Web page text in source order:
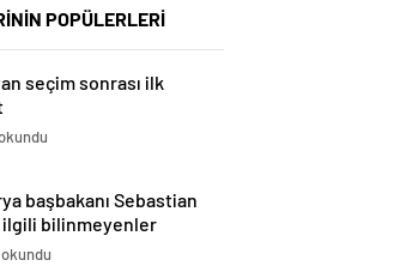
POPÜLERLERİ
seçim sonrası ilk
başbakanı Sebastian
ilgili bilinmeyenler